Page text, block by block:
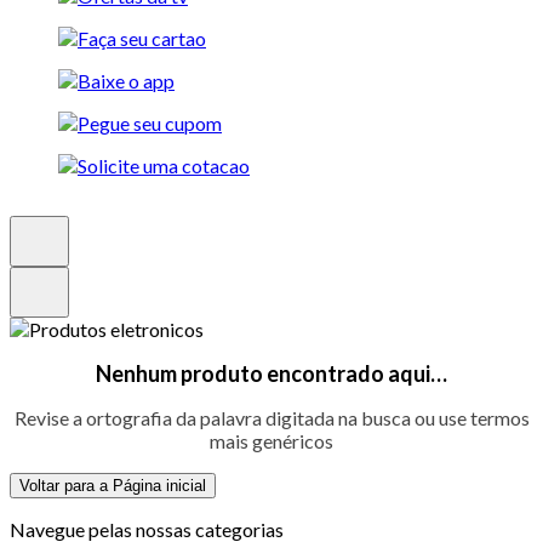
Nenhum produto encontrado aqui…
Revise a ortografia da palavra digitada na busca ou use termos
mais genéricos
Voltar para a Página inicial
Navegue pelas nossas categorias